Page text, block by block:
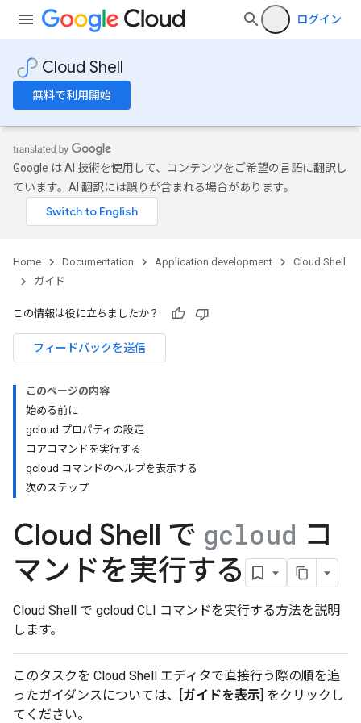
ログイン
Cloud Shell
無料で利用開始
Google は AI 技術を使用して、コンテンツをご希望の言語に翻訳し
ています。AI 翻訳には誤りが含まれる場合があります。
Home Documentation Application development
Cloud Shell
ガイド
この情報は役に立ちましたか？
フィードバックを送信
このページの内容
始める前に
gcloud プロパティの設定
コアコマンドを実行する
gcloud コマンドのヘルプを表示する
次のステップ
Cloud Shell で gcloud コ
マンドを実行する
Cloud Shell で gcloud CLI コマンドを実行する方法を説明
します。
このタスクを Cloud Shell エディタで直接行う際の順を追
ったガイダンスについては、[ガイドを表示] をクリックし
てください。